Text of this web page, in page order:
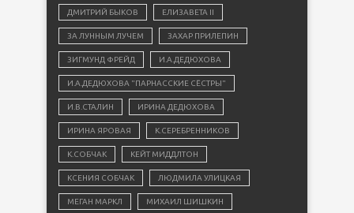
ДМИТРИЙ БЫКОВ ЕЛИЗАВЕТА II
ЗА ЛУННЫМ ЛУЧЕМ ЗАХАР ПРИЛЕПИН
ЗИГМУНД ФРЕЙД И.А.ДЕДЮХОВА
И.А.ДЕДЮХОВА "ПАРНАССКИЕ СЁСТРЫ"
И.В.СТАЛИН ИРИНА ДЕДЮХОВА
ИРИНА ЯРОВАЯ К.СЕРЕБРЕННИКОВ
К.СОБЧАК КЕЙТ МИДДЛТОН
КСЕНИЯ СОБЧАК ЛЮДМИЛА УЛИЦКАЯ
МЕГАН МАРКЛ МИХАИЛ ШИШКИН